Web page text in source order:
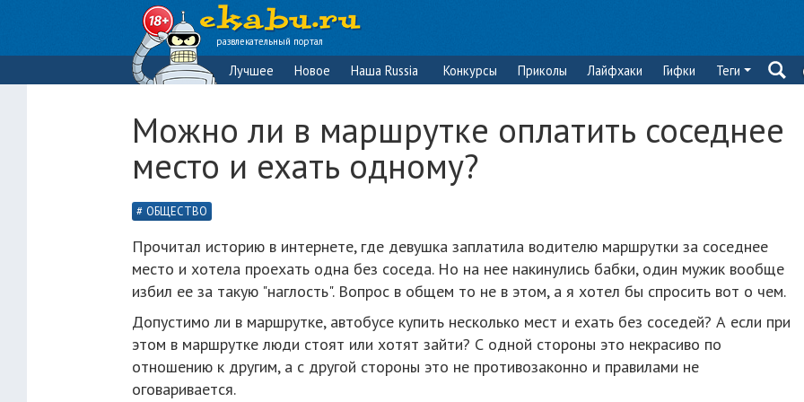
развлекательный портал
Лучшее Новое Наша Russia Конкурсы Приколы Лайфхаки Гифки Теги
Можно ли в маршрутке оплатить соседнее
место и ехать одному?
ОБЩЕСТВО
Прочитал историю в интернете, где девушка заплатила водителю маршрутки за соседнее
место и хотела проехать одна без соседа. Но на нее накинулись бабки, один мужик вообще
избил ее за такую "наглость". Вопрос в общем то не в этом, а я хотел бы спросить вот о чем.
Допустимо ли в маршрутке, автобусе купить несколько мест и ехать без соседей? А если при
этом в маршрутке люди стоят или хотят зайти? С одной стороны это некрасиво по
отношению к другим, а с другой стороны это не противозаконно и правилами не
оговаривается.